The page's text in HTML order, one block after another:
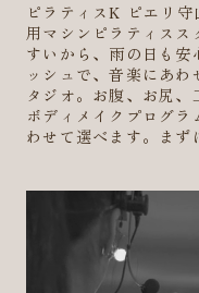
ピラティスK ピエリ
用マシンピラティス
すいから、雨の日も安
ッシュで、音楽にあ
タジオ。お腹、お尻
ボディメイクプログ
わせて選べます。まず